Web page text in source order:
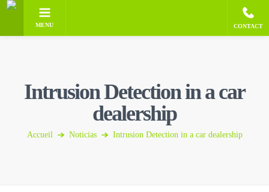
MENU CONTACT
Intrusion Detection in a car
dealership
Accueil Noticias Intrusion Detection in a car dealership